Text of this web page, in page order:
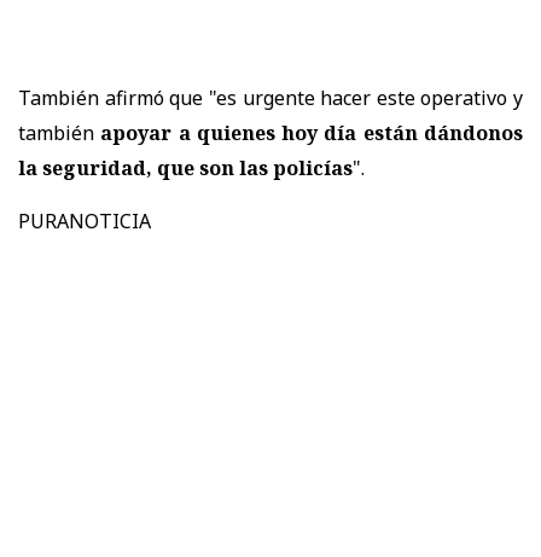
También afirmó que "es urgente hacer este operativo y
también apoyar a quienes hoy día están dándonos
la seguridad, que son las policías".
PURANOTICIA